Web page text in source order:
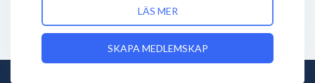
LÄS MER
SKAPA MEDLEMSKAP